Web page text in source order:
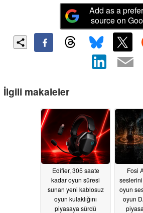
Add as a
source on
İlgili makaleler
Edifier, 305 saate
kadar oyun süresi
sunan yeni kablosuz
oyun kulaklığını
piyasaya sürdü
Fosi
oyun
oyun